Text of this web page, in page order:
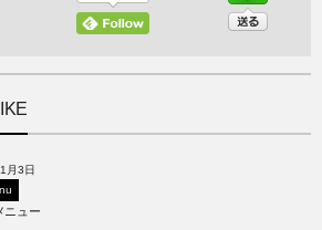
月3日
ニュー